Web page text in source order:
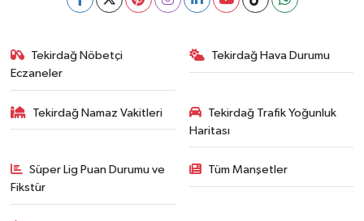
Tekirdağ Nöbetçi
Eczaneler
Tekirdağ Hava Durumu
Tekirdağ Namaz Vakitleri
Tekirdağ Trafik Yoğunluk
Haritası
Süper Lig Puan Durumu ve
Fikstür
Tüm Manşetler